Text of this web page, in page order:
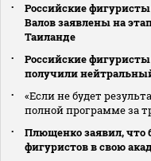
Российские
Валов заявлены на
Таиланде
Российские
получили
«Если не будет
полной программе за
Плющенко заявил, что
фигуристов в свою